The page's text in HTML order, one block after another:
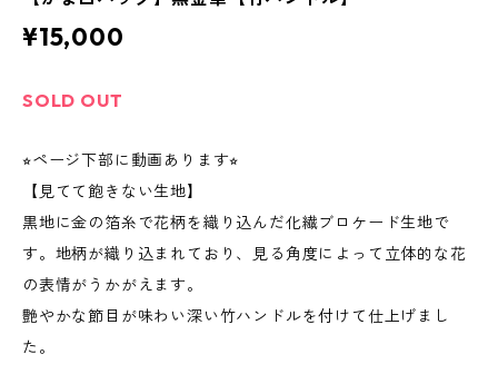
¥15,000
SOLD OUT
⭐︎ページ下部に動画あります⭐︎
【見てて飽きない生地】
黒地に金の箔糸で花柄を織り込んだ化繊ブロケード生地で
す。地柄が織り込まれており、見る角度によって立体的な花
の表情がうかがえます。
艶やかな節目が味わい深い竹ハンドルを付けて仕上げまし
た。